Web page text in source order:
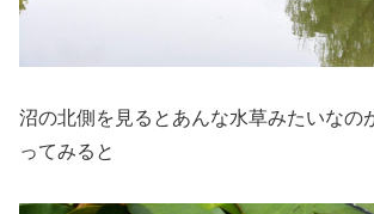
沼の北側を見るとあんな水草みたいなの
ってみると